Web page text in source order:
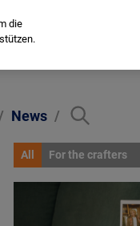
Printer
News
All For the crafters
die